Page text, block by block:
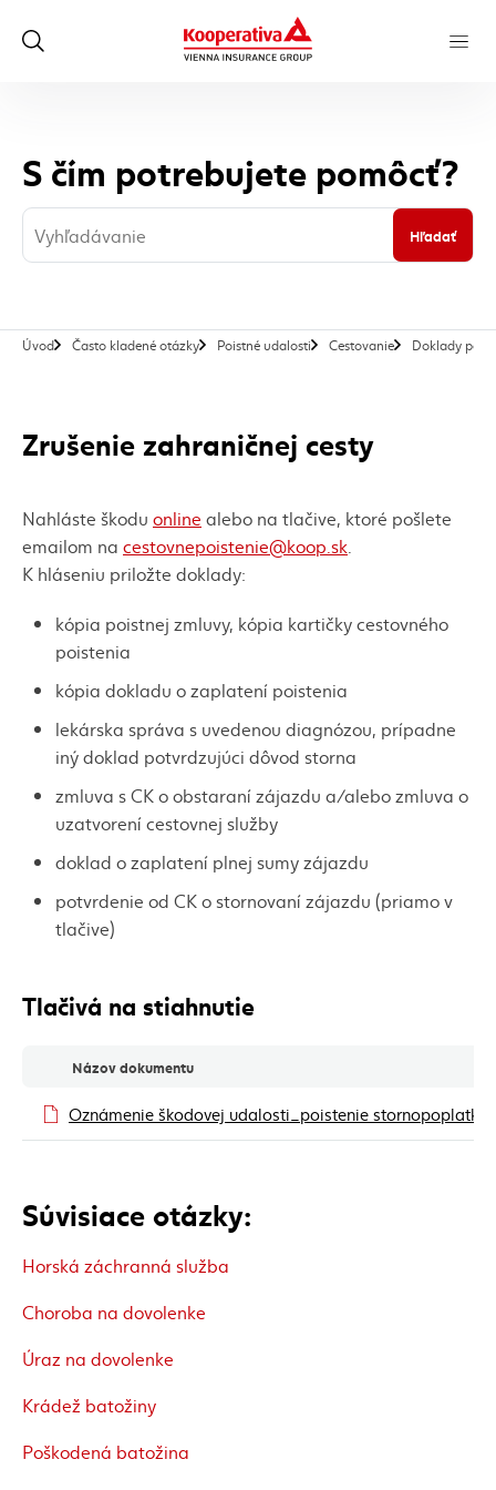
S čím potrebujete pomôcť?
Hľadať
Úvod Často kladené otázky Poistné udalosti Cestovanie Doklady
Súvisiace otázky:
Horská záchranná služba
Choroba na dovolenke
Úraz na dovolenke
Krádež batožiny
Poškodená batožina
Zrušenie zahraničnej cesty
Nahláste škodu online alebo na tlačive, ktoré pošlete
emailom na cestovnepoistenie@koop.sk
K hláseniu priložte doklady:
kópia poistnej zmluvy, kópia kartičky cestovného
poistenia
kópia dokladu o zaplatení poistenia
lekárska správa s uvedenou diagnózou, prípadne
iný doklad potvrdzujúci dôvod storna
zmluva s CK o obstaraní zájazdu a/alebo zmluva o
uzatvorení cestovnej služby
doklad o zaplatení plnej sumy zájazdu
potvrdenie od CK o stornovaní zájazdu (priamo v
tlačive)
Tlačivá na stiahnutie
Tlačivá na stiahnutie
Názov dokumentu
Oznámenie škodovej udalosti_poistenie